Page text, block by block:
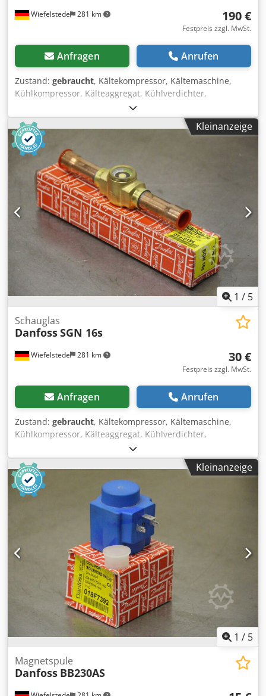
Wiefelstede 281 km 190 €
Festpreis zzgl. MwSt.
Anfragen Anrufen
Zustand: gebraucht, Kältekompressor, Kältemaschine,
Kühlkompressor, Kälteaggregat, Kühlverdichter,
Verdichter, Filtertrocknergehäuse, Absperrventil,
Kugelabsperrventil, Temperaturschalter, Thermostat -
Hersteller: Danfoss, Absperrventil ungebraucht OVP -Typ:
SVA-ST65D/148B3045 -Preis: pro Stück -Anzahl: 2 Stück
Credjfx Auaopfx Ak Hsf -Abmessungen Paket: 390/280/H115
mm -Gewicht: 5,7 kg/Stück
Kleinanzeige
1 / 5
Wiefelstede 281 km
Schauglas
DanfossSGN 16s
30 €
Festpreis zzgl. MwSt.
Anfragen Anrufen
Zustand: gebraucht, Kältekompressor, Kältemaschine,
Kühlkompressor, Kälteaggregat, Kühlverdichter,
Verdichter, Filtertrocknergehäuse, Absperrventil,
Kugelabsperrventil, Temperaturschalter, Thermostat,
Expansionsventil, Thermo-Expansionsventil, Indikator
Schauglas -Hersteller: Danfoss, Indikator Schauglas,
ungebraucht OVP Cjdpfx Aksfylcwo Hsrf -Typ: SGN 16s HFC-
HCFC 014-0184 -Anschlüsse: 16 mm 5/8" ODF -Preis: pro
Stück -Anzahl: 5 Stück -Abmessung Paket: 190/40/H40 mm -
Kleinanzeige
1 / 5
Magnetspule
Danfoss BB230AS